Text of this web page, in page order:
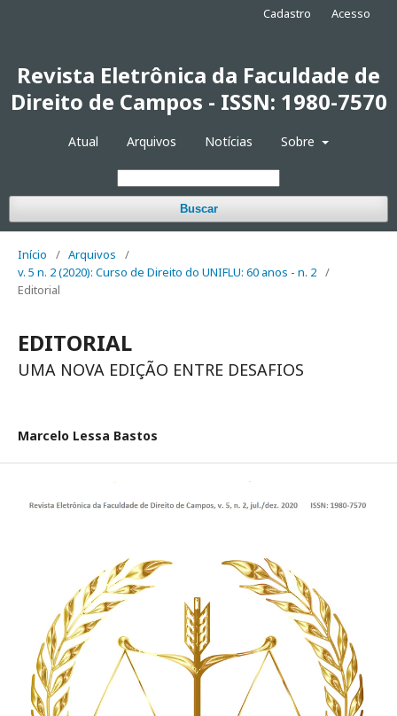
Revista Eletrônica da Faculdade de
Direito de Campos - ISSN: 1980-7570
Atual Arquivos Notícias Sobre
Buscar
Cadastro Acesso
Início / Arquivos
/
v. 5 n. 2 (2020): Curso de Direito do UNIFLU: 60 anos - n. 2 /
Editorial
EDITORIAL
UMA NOVA EDIÇÃO ENTRE DESAFIOS
Marcelo Lessa Bastos